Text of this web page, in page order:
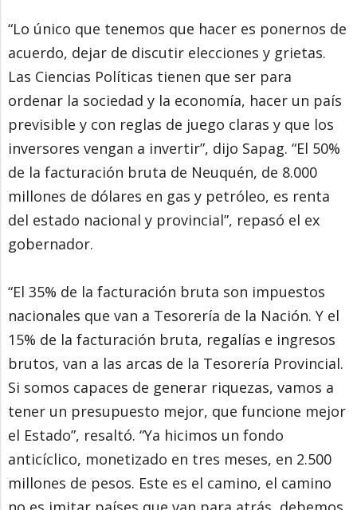
“Lo único que tenemos que hacer es ponernos de
acuerdo, dejar de discutir elecciones y grietas.
Las Ciencias Políticas tienen que ser para
ordenar la sociedad y la economía, hacer un país
previsible y con reglas de juego claras y que los
inversores vengan a invertir”, dijo Sapag. “El 50%
de la facturación bruta de Neuquén, de 8.000
millones de dólares en gas y petróleo, es renta
del estado nacional y provincial”, repasó el ex
gobernador.
“El 35% de la facturación bruta son impuestos
nacionales que van a Tesorería de la Nación. Y el
15% de la facturación bruta, regalías e ingresos
brutos, van a las arcas de la Tesorería Provincial.
Si somos capaces de generar riquezas, vamos a
tener un presupuesto mejor, que funcione mejor
el Estado”, resaltó. “Ya hicimos un fondo
anticíclico, monetizado en tres meses, en 2.500
millones de pesos. Este es el camino, el camino